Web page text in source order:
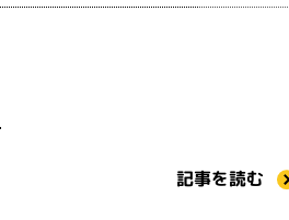
記事を読む